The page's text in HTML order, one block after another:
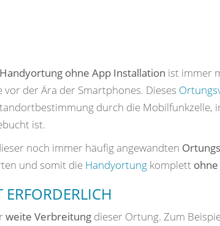
Handyortung ohne App Installation ist immer
vor der Ära der Smartphones. Dieses
durch die Mobilfunkzelle,
ist.
noch immer häufig angewandten
und somit die Handyortung komplett
weite Verbreitung dieser Ortung. Zum